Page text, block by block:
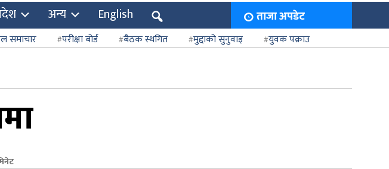
अन्य English ताजा अपडेट
समाचार परीक्षा बोर्ड बैठक स्थगित मुद्दाको सुनुवाइ
युवक पक्राउ